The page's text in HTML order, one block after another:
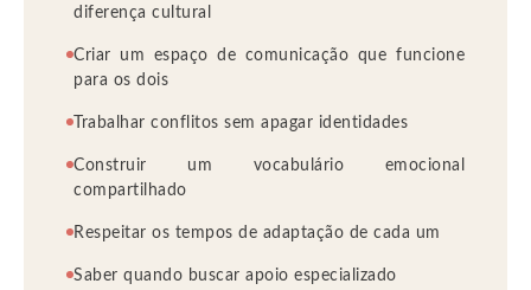
diferença cultural
Criar um espaço de comunicação que funcione
para os dois
Trabalhar conflitos sem apagar identidades
Construir um vocabulário emocional
compartilhado
Respeitar os tempos de adaptação de cada um
Saber quando buscar apoio especializado